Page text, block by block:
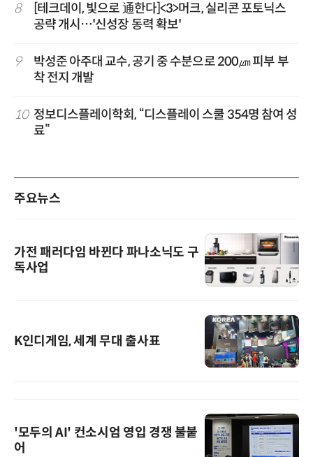
8
[테크데이, 빛으로 通한다]<3>머크, 실리콘 포토닉스
공략 개시…'신성장 동력 확보'
9
박성준 아주대 교수, 공기 중 수분으로 200㎛ 피부 부
착 전지 개발
10 정보디스플레이학회, “디스플레이 스쿨 354명 참여 성
료”
주요뉴스
가전 패러다임 바뀐다 파나소닉도 구
독사업
K인디게임, 세계 무대 출사표
'모두의 AI' 컨소시엄 영입 경쟁 불붙
어